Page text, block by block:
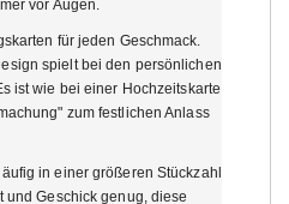
vor Augen.
für jeden Geschmack.
spielt bei den persönlichen
ist wie bei einer Hochzeitskarte
zum festlichen Anlass
in einer größeren Stückzahl
und Geschick genug, diese